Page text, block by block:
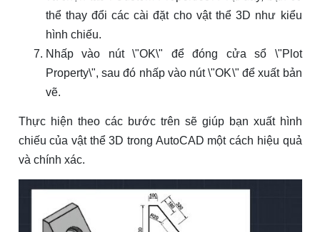
thể thay đổi các cài đặt cho vật thể 3D như kiểu
hình chiếu.
Nhấp vào nút \"OK\" để đóng cửa sổ \"Plot
Property\", sau đó nhấp vào nút \"OK\" để xuất bản
vẽ.
Thực hiện theo các bước trên sẽ giúp bạn xuất hình
chiếu của vật thể 3D trong AutoCAD một cách hiệu quả
và chính xác.